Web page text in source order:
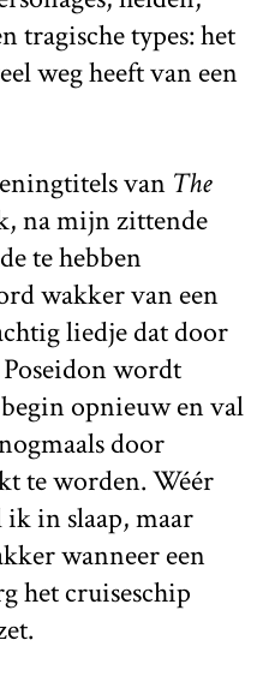
tragische types: het
weg heeft van een
van The
na mijn zittende
te hebben
wakker van een
liedje dat door
Poseidon wordt
opnieuw en val
door
te worden. Wéér
in slaap, maar
wanneer een
het cruiseschip